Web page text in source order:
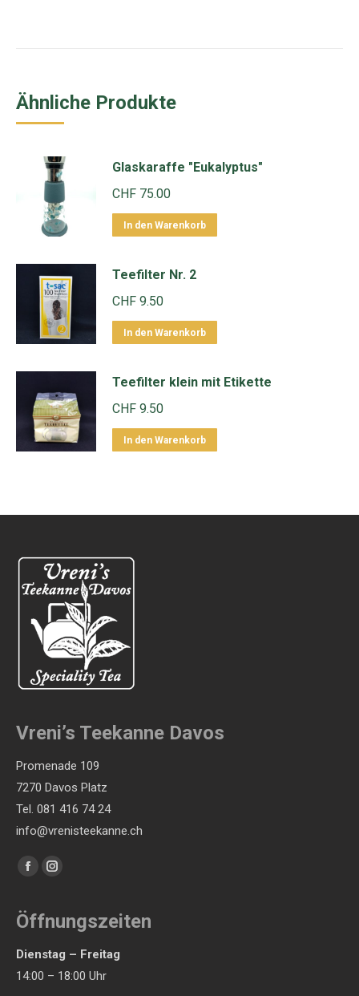
Ähnliche Produkte
Glaskaraffe "Eukalyptus"
CHF 75.00
In den Warenkorb
Teefilter Nr. 2
CHF 9.50
In den Warenkorb
Teefilter klein mit Etikette
CHF 9.50
In den Warenkorb
Vreni’s Teekanne Davos
Promenade 109
7270 Davos Platz
Tel. 081 416 74 24
info@vrenisteekanne.ch
Finden Sie uns auf:
Facebook
opens
new
window
Instagram
opens
new
window
Öffnungszeiten
Dienstag – Freitag
14:00 – 18:00 Uhr